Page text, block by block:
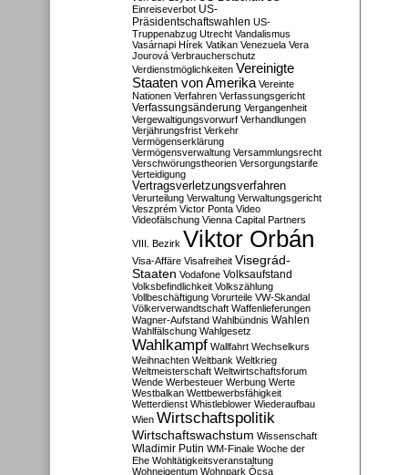
Einreiseverbot US-
Präsidentschaftswahlen US-
Truppenabzug Utrecht Vandalismus
Vasárnapi Hírek Vatikan Venezuela Vera
Jourová Verbraucherschutz
Verdienstmöglichkeiten Vereinigte
Staaten von Amerika Vereinte
Nationen Verfahren Verfassungsgericht
Verfassungsänderung Vergangenheit
Vergewaltigungsvorwurf Verhandlungen
Verjährungsfrist Verkehr
Vermögenserklärung
Vermögensverwaltung Versammlungsrecht
Verschwörungstheorien Versorgungstarife
Verteidigung
Vertragsverletzungsverfahren
Verurteilung Verwaltung Verwaltungsgericht
Veszprém Victor Ponta Video
Videofälschung Vienna Capital Partners
VIII. Bezirk Viktor Orbán
Visa-Affäre Visafreiheit Visegrád-
Staaten Vodafone Volksaufstand
Volksbefindlichkeit Volkszählung
Vollbeschäftigung Vorurteile VW-Skandal
Völkerverwandtschaft Waffenlieferungen
Wagner-Aufstand Wahlbündnis Wahlen
Wahlfälschung Wahlgesetz
Wahlkampf Wallfahrt Wechselkurs
Weihnachten Weltbank Weltkrieg
Weltmeisterschaft Weltwirtschaftsforum
Wende Werbesteuer Werbung Werte
Westbalkan Wettbewerbsfähigkeit
Wetterdienst Whistleblower Wiederaufbau
Wien Wirtschaftspolitik
Wirtschaftswachstum Wissenschaft
Wladimir Putin WM-Finale Woche der
Ehe Wohltätigkeitsveranstaltung
Wohneigentum Wohnpark Ócsa